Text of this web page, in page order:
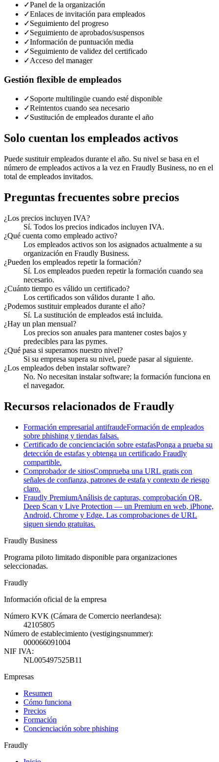
✓Panel de la organización
✓Enlaces de invitación para empleados
✓Seguimiento del progreso
✓Seguimiento de aprobados/suspensos
✓Información de puntuación media
✓Seguimiento de validez del certificado
✓Acceso del manager
Gestión flexible de empleados
✓Soporte multilingüe cuando esté disponible
✓Reintentos cuando sea necesario
✓Sustitución de empleados durante el año
Solo cuentan los empleados activos
Puede sustituir empleados durante el año. Su nivel se basa en el
número de empleados activos a la vez en Fraudly Business, no en el
total de empleados invitados.
Preguntas frecuentes sobre precios
¿Los precios incluyen IVA?
Sí. Todos los precios indicados incluyen IVA.
¿Qué cuenta como empleado activo?
Los empleados activos son los asignados actualmente a su
organización en Fraudly Business.
¿Pueden los empleados repetir la formación?
Sí. Los empleados pueden repetir la formación cuando sea
necesario.
¿Cuánto tiempo es válido un certificado?
Los certificados son válidos durante 1 año.
¿Podemos sustituir empleados durante el año?
Sí. La sustitución de empleados está incluida.
¿Hay un plan mensual?
Los precios son anuales para mantener costes bajos y
predecibles para las pymes.
¿Qué pasa si superamos nuestro nivel?
Si su empresa supera su nivel, puede pasar al siguiente.
¿Los empleados deben instalar software?
No. No necesitan instalar software; la formación funciona en
el navegador.
Recursos relacionados de Fraudly
Formación empresarial antifraudeFormación de empleados
sobre phishing y tiendas falsas.
Certificado de concienciación sobre estafasPonga a prueba su
detección de estafas y obtenga un certificado Fraudly
compartible.
Comprobador de sitiosComprueba una URL gratis con
señales de confianza, patrones de estafa y contexto de riesgo
claro.
Fraudly PremiumAnálisis de capturas, comprobación QR,
Deep Scan y Live Protection — un Premium en web, iPhone,
Android, Chrome y Edge. Las comprobaciones de URL
siguen siendo gratuitas.
Fraudly Business
Programa piloto limitado disponible para organizaciones
seleccionadas.
Fraudly
Información oficial de la empresa
Número KVK (Cámara de Comercio neerlandesa):
42105805
Número de establecimiento (vestigingsnummer):
000066091004
NIF IVA:
NL005497525B11
Empresas
Resumen
Cómo funciona
Precios
Formación
Concienciación sobre phishing
Fraudly